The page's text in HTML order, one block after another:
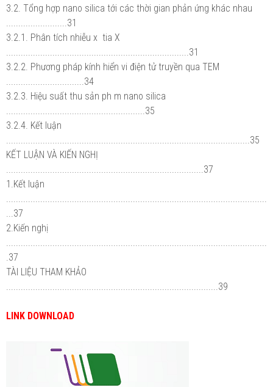
3.2. Tổng hợp nano silica tới các thời gian phản ứng khác nhau
.........................31
3.2.1. Phân tích nhiễu x tia X
...........................................................................31
3.2.2. Phương pháp kính hiển vi điện tử truyền qua TEM
................................34
3.2.3. Hiệu suất thu sản ph m nano silica
.........................................................35
3.2.4. Kết luận
....................................................................................................35
KẾT LUẬN VÀ KIẾN NGHỊ
.................................................................................37
1.Kết luận
...37
2.Kiến nghị
.37
TÀI LIỆU THAM KHẢO
.......................................................................................39
LINK DOWNLOAD